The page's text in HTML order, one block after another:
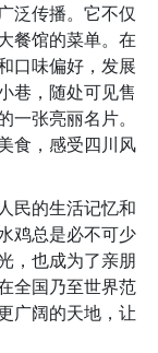
泛传播。它不仅
餐馆的菜单。在
口味偏好，发展
巷，随处可见售
张亮丽名片。
食，感受四川风
民的生活记忆和
鸡总是必不可少
，也成为了亲朋
全国乃至世界范
广阔的天地，让